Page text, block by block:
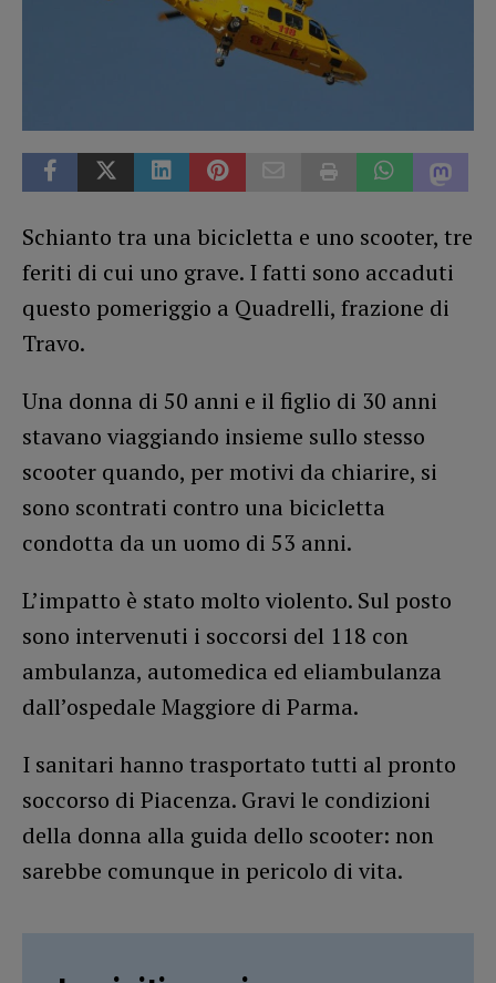
Schianto tra una bicicletta e uno scooter, tre
feriti di cui uno grave. I fatti sono accaduti
questo pomeriggio a Quadrelli, frazione di
Travo.
Una donna di 50 anni e il figlio di 30 anni
stavano viaggiando insieme sullo stesso
scooter quando, per motivi da chiarire, si
sono scontrati contro una bicicletta
condotta da un uomo di 53 anni.
L’impatto è stato molto violento. Sul posto
sono intervenuti i soccorsi del 118 con
ambulanza, automedica ed eliambulanza
dall’ospedale Maggiore di Parma.
I sanitari hanno trasportato tutti al pronto
soccorso di Piacenza. Gravi le condizioni
della donna alla guida dello scooter: non
sarebbe comunque in pericolo di vita.